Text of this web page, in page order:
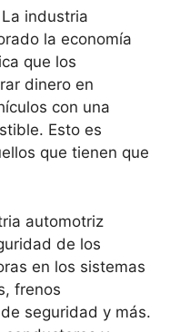
La industria
la economía
que los
dinero en
con una
Esto es
que tienen que
automotriz
de los
en los sistemas
frenos
seguridad y más.